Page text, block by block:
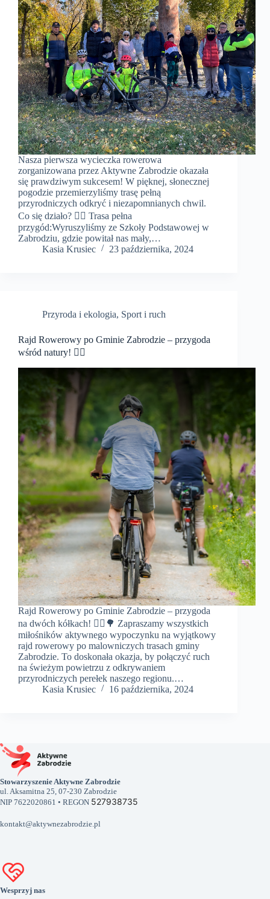
Nasza pierwsza wycieczka rowerowa
zorganizowana przez Aktywne Zabrodzie okazała
się prawdziwym sukcesem! W pięknej, słonecznej
pogodzie przemierzyliśmy trasę pełną
przyrodniczych odkryć i niezapomnianych chwil.
Co się działo? 🚴‍♀️ Trasa pełna
przygód:Wyruszyliśmy ze Szkoły Podstawowej w
Zabrodziu, gdzie powitał nas mały,…
Kasia Krusiec
23 października, 2024
Przyroda i ekologia, Sport i ruch
Rajd Rowerowy po Gminie Zabrodzie – przygoda
wśród natury! 🚴‍♂️
Rajd Rowerowy po Gminie Zabrodzie – przygoda
na dwóch kółkach! 🚴‍♂️🌳 Zapraszamy wszystkich
miłośników aktywnego wypoczynku na wyjątkowy
rajd rowerowy po malowniczych trasach gminy
Zabrodzie. To doskonała okazja, by połączyć ruch
na świeżym powietrzu z odkrywaniem
przyrodniczych perełek naszego regionu.…
Kasia Krusiec
16 października, 2024
Stowarzyszenie Aktywne Zabrodzie
ul. Aksamitna 25, 07-230 Zabrodzie
NIP 7622020861 • REGON 527938735
kontakt@aktywnezabrodzie.pl
Wesprzyj nas